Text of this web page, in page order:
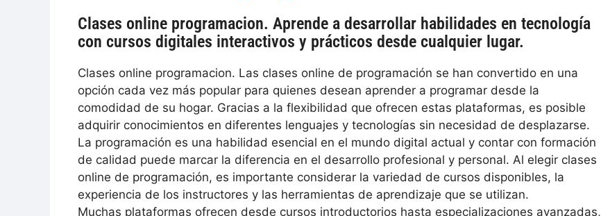
Clases online programacion. Aprende a desarrollar habilidades en tecnología
con cursos digitales interactivos y prácticos desde cualquier lugar.
Clases online programacion. Las clases online de programación se han convertido en una
opción cada vez más popular para quienes desean aprender a programar desde la
comodidad de su hogar. Gracias a la flexibilidad que ofrecen estas plataformas, es posible
adquirir conocimientos en diferentes lenguajes y tecnologías sin necesidad de desplazarse.
La programación es una habilidad esencial en el mundo digital actual y contar con formación
de calidad puede marcar la diferencia en el desarrollo profesional y personal. Al elegir clases
online de programación, es importante considerar la variedad de cursos disponibles, la
experiencia de los instructores y las herramientas de aprendizaje que se utilizan.
Muchas plataformas ofrecen desde cursos introductorios hasta especializaciones avanzadas,